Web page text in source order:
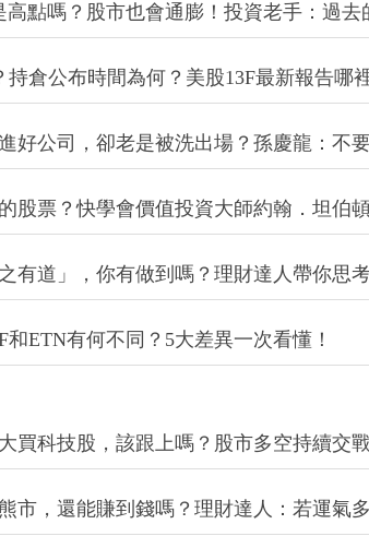
高點嗎？股市也會通膨！投資老手：過去
持倉公布時間為何？美股13F最新報告哪
好公司，卻老是被洗出場？孫慶龍：不
股票？快學會價值投資大師約翰．坦伯
有道」，你有做到嗎？理財達人帶你思
和ETN有何不同？5大差異一次看懂！
買科技股，該跟上嗎？股市多空持續交
市，還能賺到錢嗎？理財達人：若運氣